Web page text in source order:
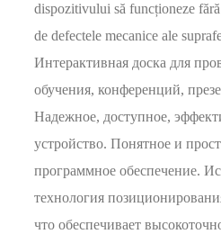
dispozitivului să funcționeze
de defectele mecanice ale
Интерактивная доска для
обучения, конференций,
Надежное, доступное,
устройство. Понятное и
программное обеспечение.
технология
что обеспечивает